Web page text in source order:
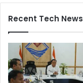
Recent Tech News